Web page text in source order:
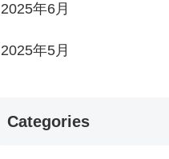
2025年6月
2025年5月
Categories